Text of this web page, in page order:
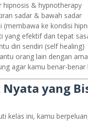
hipnosis & hypnotherapy
sadar & bawah sadar
(membawa ke kondisi
yang efektif dan tepat
diri sendiri (self healing)
orang lain dengan
agar kamu benar-benar
yang
kelas ini, kamu